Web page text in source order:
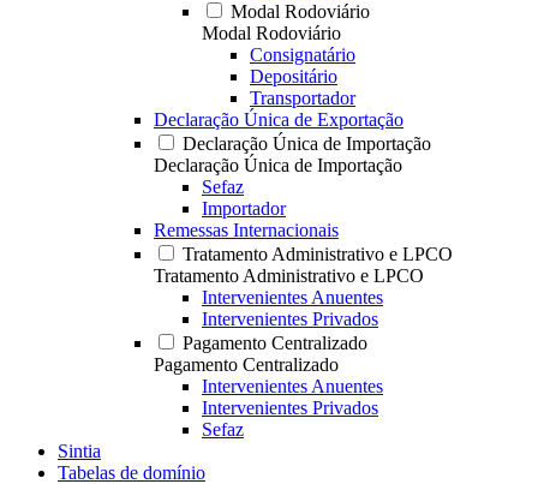
Modal Rodoviário
Modal Rodoviário
Consignatário
Depositário
Transportador
Declaração Única de Exportação
Declaração Única de Importação
Declaração Única de Importação
Sefaz
Importador
Remessas Internacionais
Tratamento Administrativo e LPCO
Tratamento Administrativo e LPCO
Intervenientes Anuentes
Intervenientes Privados
Pagamento Centralizado
Pagamento Centralizado
Intervenientes Anuentes
Intervenientes Privados
Sefaz
Sintia
Tabelas de domínio